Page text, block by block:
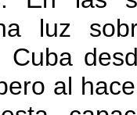
luz
Cuba
al